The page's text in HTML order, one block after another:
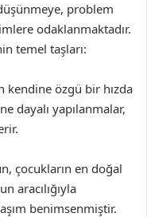
problem
odaklanmaktadır.
temel taşları:
kendine özgü bir hızda
dayalı yapılanmalar,
çocukların en doğal
aracılığıyla
benimsenmiştir.